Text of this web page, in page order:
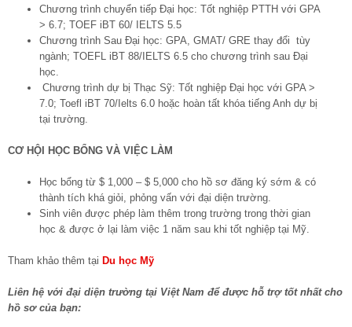
Chương trình chuyển tiếp Đại học: Tốt nghiệp PTTH với GPA
> 6.7; TOEF iBT 60/ IELTS 5.5
Chương trình Sau Đại học: GPA, GMAT/ GRE thay đổi tùy
ngành; TOEFL iBT 88/IELTS 6.5 cho chương trình sau Đại
học.
Chương trình dự bị Thạc Sỹ: Tốt nghiệp Đại học với GPA >
7.0; Toefl iBT 70/Ielts 6.0 hoặc hoàn tất khóa tiếng Anh dự bị
tại trường.
CƠ HỘI HỌC BỔNG VÀ VIỆC LÀM
Học bổng từ $ 1,000 – $ 5,000 cho hồ sơ đăng ký sớm & có
thành tích khá giỏi, phỏng vấn với đại diện trường.
Sinh viên được phép làm thêm trong trường trong thời gian
học & được ở lại làm việc 1 năm sau khi tốt nghiệp tại Mỹ.
Tham khảo thêm tại Du học Mỹ
Liên hệ với đại diện trường tại Việt Nam để được hỗ trợ tốt nhất cho
hồ sơ của bạn: